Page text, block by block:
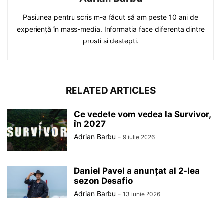
Pasiunea pentru scris m-a făcut să am peste 10 ani de
experiență în mass-media. Informatia face diferenta dintre
prosti si destepti.
RELATED ARTICLES
Ce vedete vom vedea la Survivor,
în 2027
Adrian Barbu - 9 iulie 2026
Daniel Pavel a anunțat al 2-lea
sezon Desafio
Adrian Barbu - 13 iunie 2026